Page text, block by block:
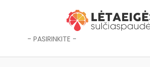
- PASIRINKITE -